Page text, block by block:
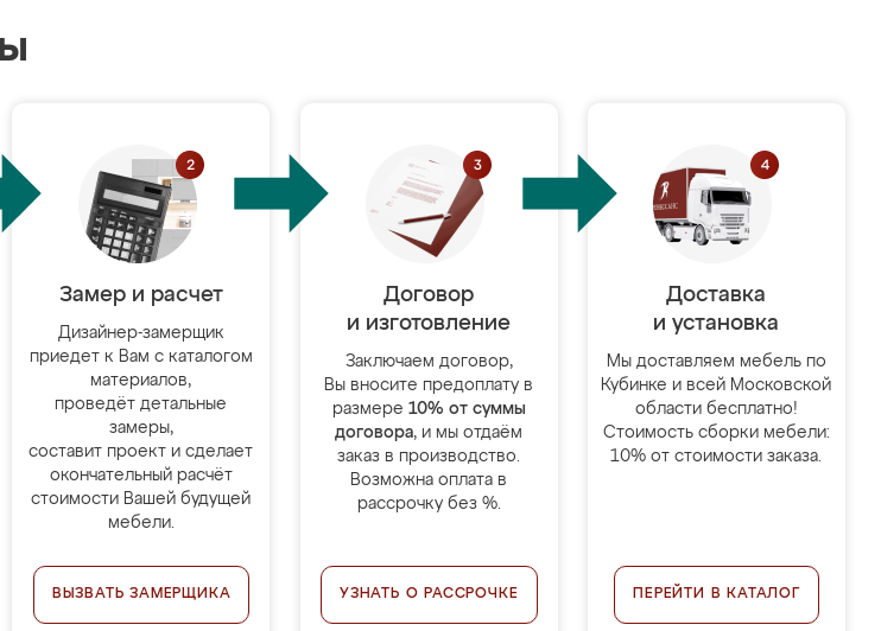
Замер и расчет
Дизайнер-замерщик
приедет к Вам с каталогом
материалов,
проведёт детальные
замеры,
составит проект и сделает
окончательный расчёт
стоимости Вашей будущей
мебели.
ВЫЗВАТЬ ЗАМЕРЩИКА
Договор
и изготовление
Заключаем договор,
Вы вносите предоплату в
размере 10% от суммы
договора, и мы отдаём
заказ в производство.
Возможна оплата в
рассрочку без %.
УЗНАТЬ О РАССРОЧКЕ
Доставка
и установка
Мы доставляем мебель по
Кубинке и всей Московской
области бесплатно!
Стоимость сборки мебели:
10% от стоимости заказа.
ПЕРЕЙТИ В КАТАЛОГ